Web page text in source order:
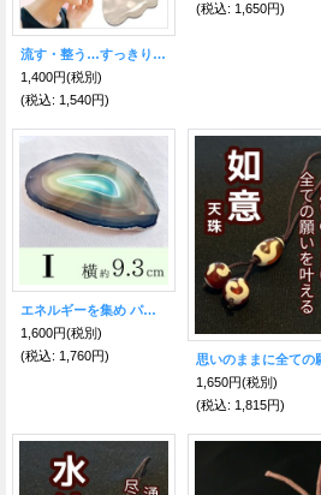
流す・整う…すっきりフェイスライン！お守り美顔かっさローズクォーツ
1,400円(税別)
(税込: 1,540円)
(税込: 1,650円)
エネルギーを集め パワーを高める！瑪瑙（めのう）プレート■Sサイズ■I【約9.3センチ×5.2センチ】
1,600円(税別)
(税込: 1,760円)
1,650円(税別)
(税込: 1,815円)